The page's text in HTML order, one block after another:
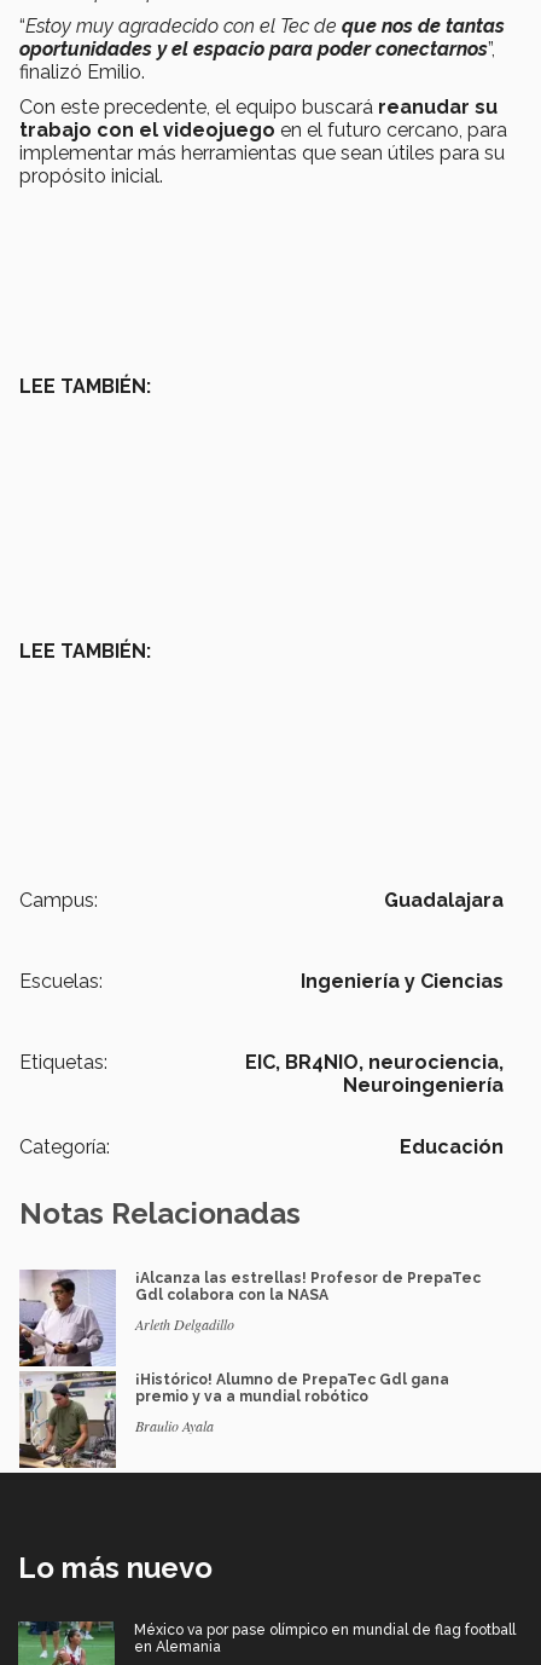
“Estoy muy agradecido con el Tec de que nos de tantas
oportunidades y el espacio para poder conectarnos”,
finalizó Emilio.
Con este precedente, el equipo buscará reanudar su
trabajo con el videojuego en el futuro cercano, para
implementar más herramientas que sean útiles para su
propósito inicial.
LEE TAMBIÉN:
LEE TAMBIÉN:
Campus: Guadalajara
Escuelas: Ingeniería y Ciencias
Etiquetas: EIC, BR4NIO, neurociencia,
Neuroingeniería
Categoría: Educación
Notas Relacionadas
¡Alcanza las estrellas! Profesor de PrepaTec
Gdl colabora con la NASA
Arleth Delgadillo
¡Histórico! Alumno de PrepaTec Gdl gana
premio y va a mundial robótico
Braulio Ayala
Lo más nuevo
México va por pase olímpico en mundial de flag football
en Alemania